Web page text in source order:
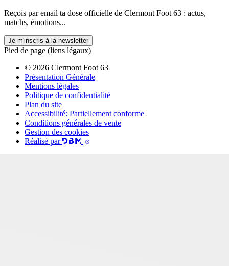
Reçois par email ta dose officielle de Clermont Foot 63 : actus,
matchs, émotions...
Je m'inscris à la newsletter
Pied de page (liens légaux)
© 2026 Clermont Foot 63
Présentation Générale
Mentions légales
Politique de confidentialité
Plan du site
Accessibilité: Partiellement conforme
Conditions générales de vente
Gestion des cookies
Réalisé par